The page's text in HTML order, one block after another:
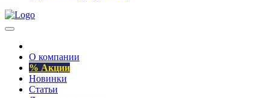
О компании
% Акции
Новинки
Статьи